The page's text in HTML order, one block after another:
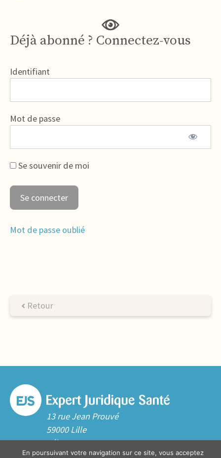
Déjà abonné ? Connectez-vous
Identifiant
Mot de passe
Se souvenir de moi
Mot de passe oublié
Retour
13 rue Jean Prouvé
59000 Lille
Tél. 03 20 06 70 10
En poursuivant votre navigation sur ce site, vous acceptez